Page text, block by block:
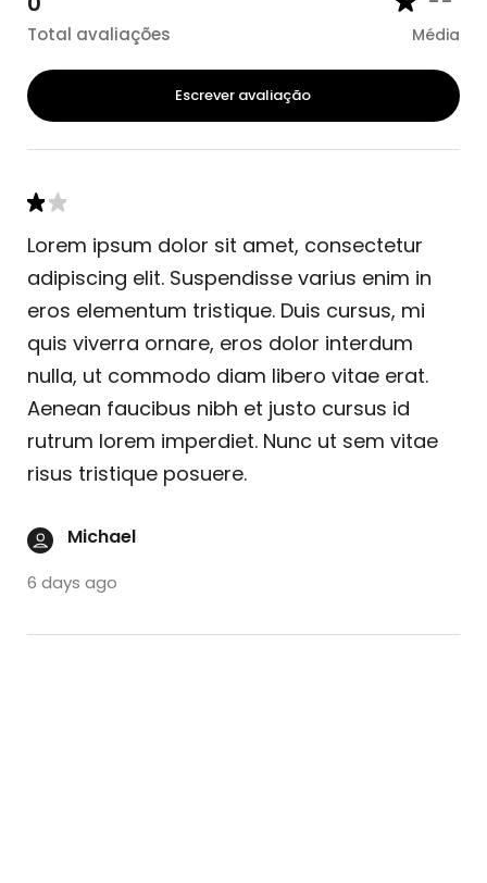
Total avaliações Média
Escrever avaliação
Lorem ipsum dolor sit amet, consectetur
adipiscing elit. Suspendisse varius enim in
eros elementum tristique. Duis cursus, mi
quis viverra ornare, eros dolor interdum
nulla, ut commodo diam libero vitae erat.
Aenean faucibus nibh et justo cursus id
rutrum lorem imperdiet. Nunc ut sem vitae
risus tristique posuere.
Michael
6 days ago